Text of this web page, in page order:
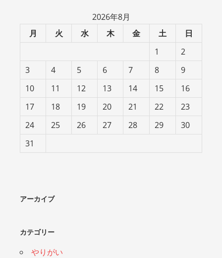
2026年8月
月
火 水 木 金 土
日
1
2
3
4 5 6 7 8
9
10
11 12 13 14 15
16
17
18 19 20 21 22
23
24
25 26 27 28 29
30
31
アーカイブ
カテゴリー
やりがい